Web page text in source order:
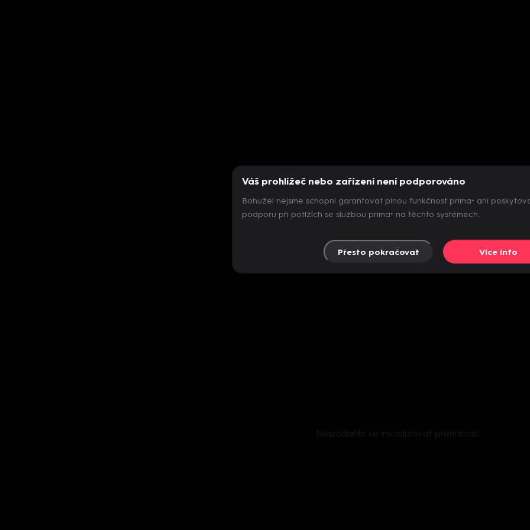
Nepodařilo se inicializovat přehrávač
Váš prohlížeč nebo zařízení není podporováno
Bohužel nejsme schopni garantovat plnou funkčnost prima+ ani
podporu při potížích se službou prima+ na těchto systémech.
Přesto pokračovat Více info